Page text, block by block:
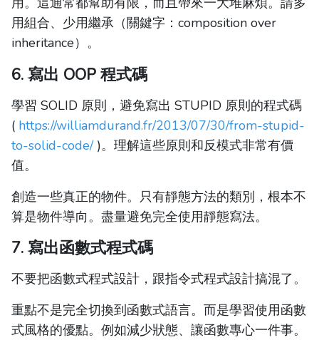
用組合、少用繼承（關鍵字：composition over
inheritance）。
6. 寫出 OOP 程式碼
學習 SOLID 原則，避免寫出 STUPID 原則的程式碼
( https://williamdurand.fr/2013/07/30/from-stupid-
to-solid-code/)。理解這些原則和反模式非常有價
值。
創造一些真正的物件。只有靜態方法的類別，根本不
算是物件導向。盡量避免完全使用靜態寫法。
7. 寫出函數式程式碼
不要把函數式程式設計，跟指令式程式設計搞混了。
重點不是完全切換到函數式語言。而是學習使用函數
式風格的優點。例如減少狀態、讓函數專心一件事。